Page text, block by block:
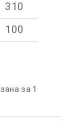
310
100
за 1